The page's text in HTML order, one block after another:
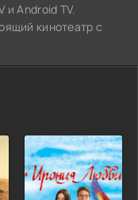
и Android TV.
кинотеатр с